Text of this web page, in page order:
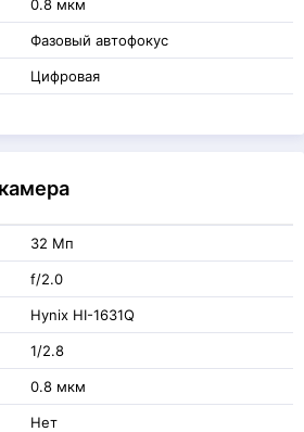
0.8 мкм
Фазовый автофокус
Цифровая
32 Мп
f/2.0
Hynix HI-1631Q
1/2.8
0.8 мкм
Нет